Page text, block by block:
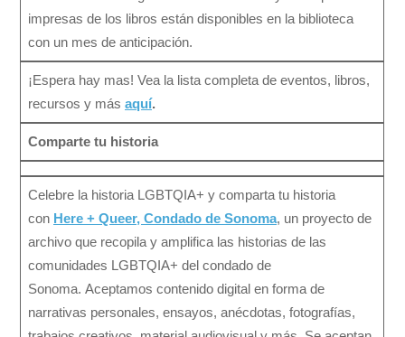
impresas de los libros están disponibles en la biblioteca
con un mes de anticipación.
¡Espera hay mas! Vea la lista completa de eventos, libros,
recursos y más aquí.
Comparte tu historia
Celebre la historia LGBTQIA+ y comparta tu historia
con Here + Queer, Condado de Sonoma, un proyecto de
archivo que recopila y amplifica las historias de las
comunidades LGBTQIA+ del condado de
Sonoma. Aceptamos contenido digital en forma de
narrativas personales, ensayos, anécdotas, fotografías,